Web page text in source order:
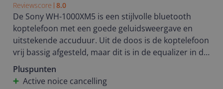
Reviewscore 8.0
De Sony WH-1000XM5 is een stijlvolle bluetooth
koptelefoon met een goede geluidsweergave en
uitstekende accuduur. Uit de doos is de koptelefoon
vrij bassig afgesteld, maar dit is in de equalizer in de
app naar eigen smaak aan te passen. De active
noice cancelling werkt erg goed en ook zonder
Pluspunten
Active noice cancelling